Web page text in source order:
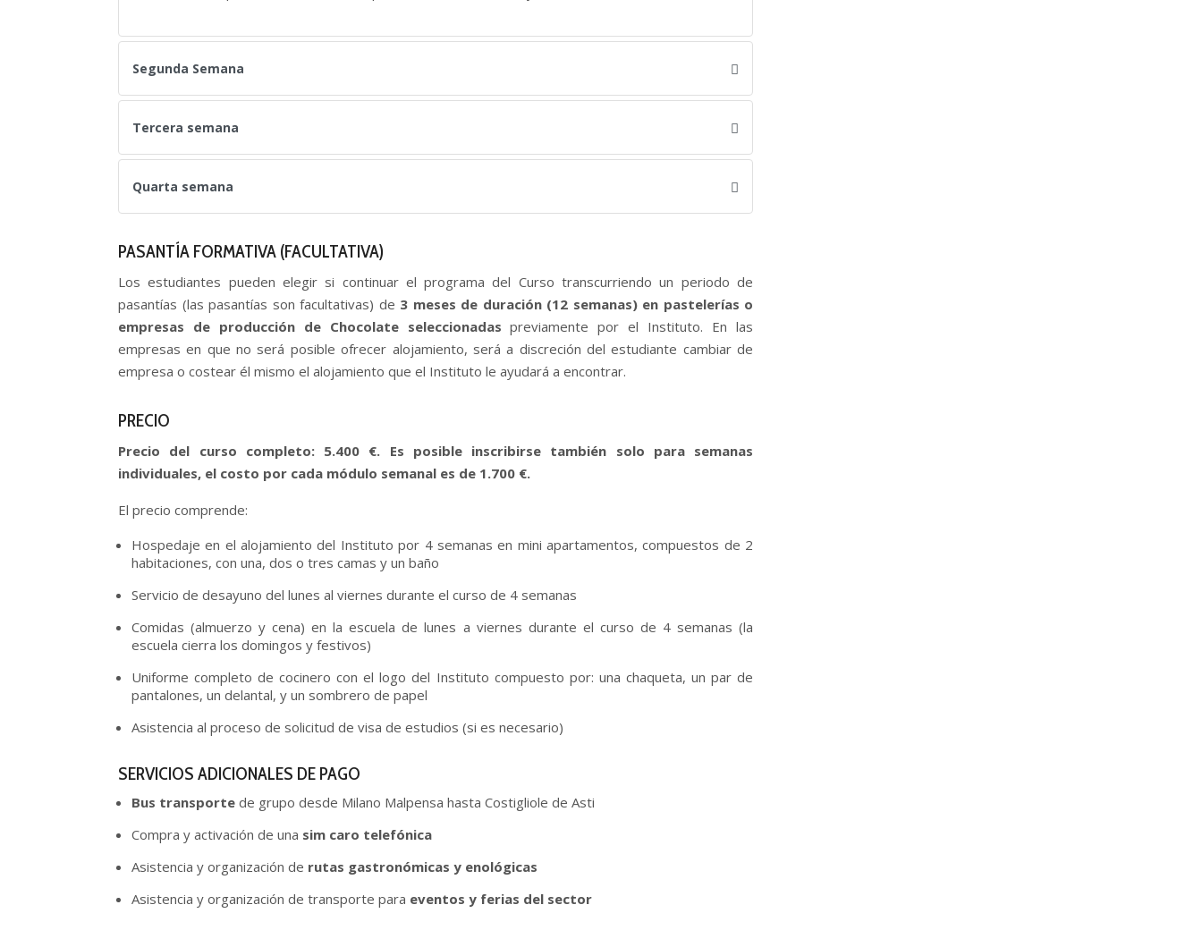
Segunda Semana
Tercera semana
Quarta semana
PASANTÍA FORMATIVA (FACULTATIVA)
Los estudiantes pueden elegir si continuar el programa del Curso transcurriendo un periodo de
pasantías (las pasantías son facultativas) de 3 meses de duración (12 semanas) en pastelerías o
empresas de producción de Chocolate seleccionadas previamente por el Instituto. En las
empresas en que no será posible ofrecer alojamiento, será a discreción del estudiante cambiar de
empresa o costear él mismo el alojamiento que el Instituto le ayudará a encontrar.
PRECIO
Precio del curso completo: 5.400 €. Es posible inscribirse también solo para semanas
individuales, el costo por cada módulo semanal es de 1.700 €.
El precio comprende:
Hospedaje en el alojamiento del Instituto por 4 semanas en mini apartamentos, compuestos de 2
habitaciones, con una, dos o tres camas y un baño
Servicio de desayuno del lunes al viernes durante el curso de 4 semanas
Comidas (almuerzo y cena) en la escuela de lunes a viernes durante el curso de 4 semanas (la
escuela cierra los domingos y festivos)
Uniforme completo de cocinero con el logo del Instituto compuesto por: una chaqueta, un par de
pantalones, un delantal, y un sombrero de papel
Asistencia al proceso de solicitud de visa de estudios (si es necesario)
SERVICIOS ADICIONALES DE PAGO
Bus transporte de grupo desde Milano Malpensa hasta Costigliole de Asti
Compra y activación de una sim caro telefónica
Asistencia y organización de rutas gastronómicas y enológicas
Asistencia y organización de transporte para eventos y ferias del sector